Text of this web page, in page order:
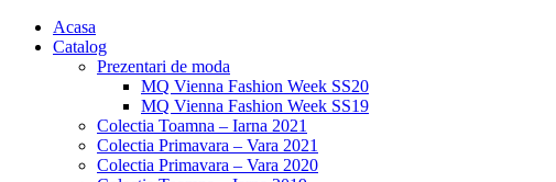
Acasa
Catalog
Prezentari de moda
MQ Vienna Fashion Week SS20
MQ Vienna Fashion Week SS19
Colectia Toamna – Iarna 2021
Colectia Primavara – Vara 2021
Colectia Primavara – Vara 2020